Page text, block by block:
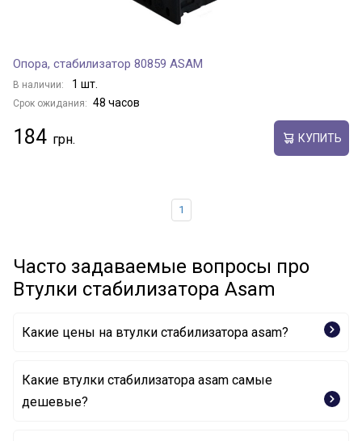
Опора, стабилизатор 80859 ASAM
В наличии: 1 шт.
Срок ожидания: 48 часов
184 КУПИТЬ
1
Часто задаваемые вопросы про
Втулки стабилизатора Asam
Какие цены на втулки стабилизатора asam?
Какие втулки стабилизатора asam самые
дешевые?